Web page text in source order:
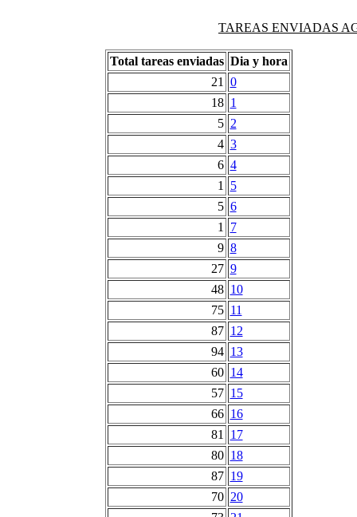
TAREAS ENVIADAS
Total tareas enviadas Dia y hora
21
0
18 1
5 2
4 3
6 4
1
5
5 6
1
7
9 8
27 9
48 10
75 11
87 12
94 13
60 14
57 15
66 16
81
17
80 18
87 19
70 20